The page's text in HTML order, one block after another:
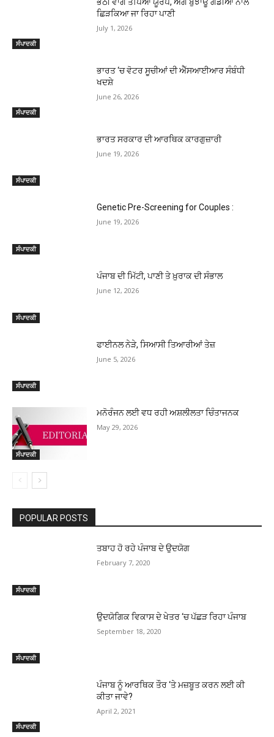
ਸੰਪਾਦਕੀ
ਛਿੜਕਿਆ ਜਾ ਰਿਹਾ ਪਾਣੀ
July 1, 2026
ਸੰਪਾਦਕੀ
ਭਾਰਤ ‘ਚ ਵੋਟਰ ਸੂਚੀਆਂ ਦੀ ਐੱਸਆਈਆਰ ਸੰਬੰਧੀ
ਖਦਸ਼ੇ
June 26, 2026
ਸੰਪਾਦਕੀ
ਭਾਰਤ ਸਰਕਾਰ ਦੀ ਆਰਥਿਕ ਕਾਰਗੁਜ਼ਾਰੀ
June 19, 2026
ਸੰਪਾਦਕੀ
Genetic Pre-Screening for Couples :
June 19, 2026
ਸੰਪਾਦਕੀ
ਪੰਜਾਬ ਦੀ ਮਿੱਟੀ, ਪਾਣੀ ਤੇ ਖ਼ੁਰਾਕ ਦੀ ਸੰਭਾਲ
June 12, 2026
ਸੰਪਾਦਕੀ
ਫਾਈਨਲ ਨੇੜੇ, ਸਿਆਸੀ ਤਿਆਰੀਆਂ ਤੇਜ਼
June 5, 2026
ਸੰਪਾਦਕੀ
ਮਨੋਰੰਜਨ ਲਈ ਵਧ ਰਹੀ ਅਸ਼ਲੀਲਤਾ ਚਿੰਤਾਜਨਕ
May 29, 2026
POPULAR POSTS
ਸੰਪਾਦਕੀ
ਤਬਾਹ ਹੋ ਰਹੇ ਪੰਜਾਬ ਦੇ ਉਦਯੋਗ
February 7, 2020
ਸੰਪਾਦਕੀ
ਉਦਯੋਗਿਕ ਵਿਕਾਸ ਦੇ ਖੇਤਰ ‘ਚ ਪੱਛੜ ਰਿਹਾ ਪੰਜਾਬ
September 18, 2020
ਸੰਪਾਦਕੀ
ਪੰਜਾਬ ਨੂੰ ਆਰਥਿਕ ਤੌਰ ‘ਤੇ ਮਜ਼ਬੂਤ ਕਰਨ ਲਈ ਕੀ
ਕੀਤਾ ਜਾਵੇ?
April 2, 2021